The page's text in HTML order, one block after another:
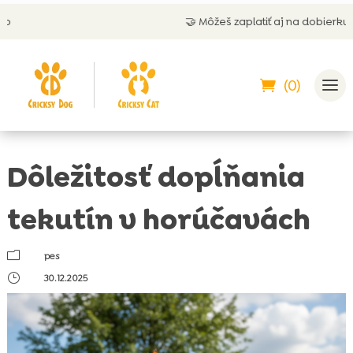
🤝 Môžeš zaplatiť aj na dobierku
(0)
Dôležitosť dopĺňania
tekutín v horúčavách
m
pes
}
30.12.2025